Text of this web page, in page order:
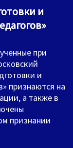
и
при
и
признаются на
а также в
признании